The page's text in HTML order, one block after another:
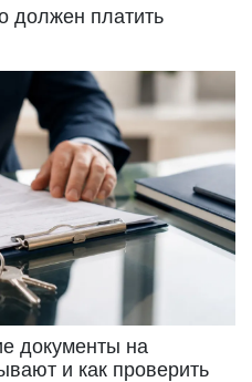
должен платить
документы на
и как проверить